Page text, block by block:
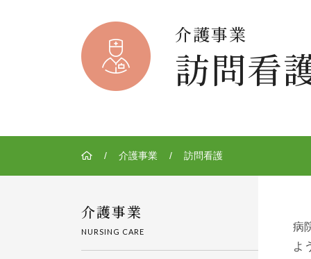
介護事業
訪問看
/ 介護事業 / 訪問看護
病
よ
介護事業
NURSING CARE